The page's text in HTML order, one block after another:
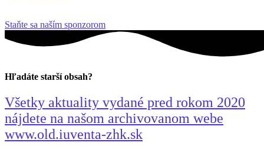
Staňte sa naším sponzorom
Hľadáte starší obsah?
Všetky aktuality vydané pred rokom 2020
nájdete na našom archivovanom webe
www.old.iuventa-zhk.sk